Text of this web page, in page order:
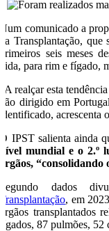
Num comunicado a
da Transplantação, que
primeiros seis meses
vida, para rim e fígado,
“A realçar esta
não dirigido em
identificado, acrescenta
O IPST salienta ainda
nível mundial e o 2.º
órgãos, “consolidando
Segundo dados
Transplantação, em
órgãos transplantados
fígados, 87 pulmões, 52